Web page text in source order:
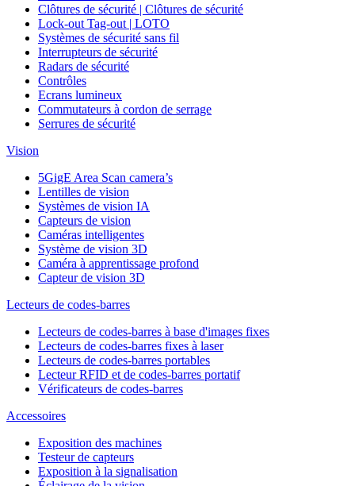
Clôtures de sécurité | Clôtures de sécurité
Lock-out Tag-out | LOTO
Systèmes de sécurité sans fil
Interrupteurs de sécurité
Radars de sécurité
Contrôles
Ecrans lumineux
Commutateurs à cordon de serrage
Serrures de sécurité
Vision
5GigE Area Scan camera’s
Lentilles de vision
Systèmes de vision IA
Capteurs de vision
Caméras intelligentes
Système de vision 3D
Caméra à apprentissage profond
Capteur de vision 3D
Lecteurs de codes-barres
Lecteurs de codes-barres à base d'images fixes
Lecteurs de codes-barres fixes à laser
Lecteurs de codes-barres portables
Lecteur RFID et de codes-barres portatif
Vérificateurs de codes-barres
Accessoires
Exposition des machines
Testeur de capteurs
Exposition à la signalisation